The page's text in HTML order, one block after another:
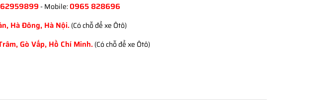
- Mobile:0965 828696
Hà Đông, Hà Nội.(Có chỗ để xe Ôtô)
Gò Vấp, Hồ Chí Minh.(Có chỗ để xe Ôtô)